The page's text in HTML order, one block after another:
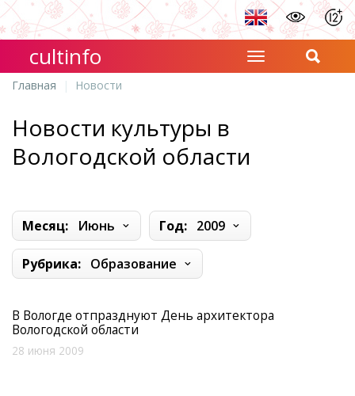
cultinfo
Главная Новости
Новости культуры в
Вологодской области
Месяц: Июнь Год: 2009
Рубрика: Образование
В Вологде отпразднуют День архитектора
Вологодской области
28 июня 2009